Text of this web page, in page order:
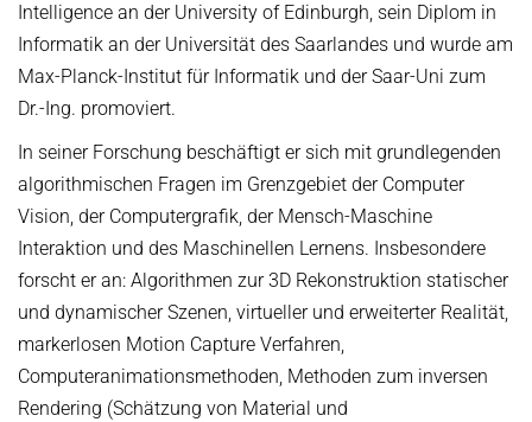
Intelligence an der University of Edinburgh, sein Diplom in
Informatik an der Universität des Saarlandes und wurde am
Max-Planck-Institut für Informatik und der Saar-Uni zum
Dr.-Ing. promoviert.
In seiner Forschung beschäftigt er sich mit grundlegenden
algorithmischen Fragen im Grenzgebiet der Computer
Vision, der Computergrafik, der Mensch-Maschine
Interaktion und des Maschinellen Lernens. Insbesondere
forscht er an: Algorithmen zur 3D Rekonstruktion statischer
und dynamischer Szenen, virtueller und erweiterter Realität,
markerlosen Motion Capture Verfahren,
Computeranimationsmethoden, Methoden zum inversen
Rendering (Schätzung von Material und